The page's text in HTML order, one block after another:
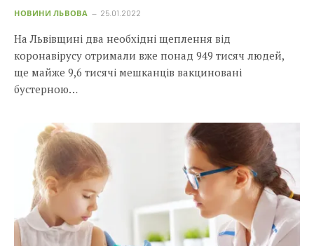
НОВИНИ ЛЬВОВА 25.01.2022
На Львівщині два необхідні щеплення від
коронавірусу отримали вже понад 949 тисяч людей,
ще майже 9,6 тисячі мешканців вакциновані
бустерною…